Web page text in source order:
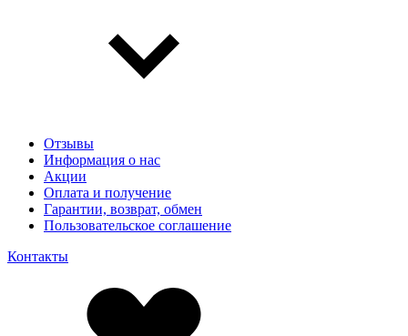
Отзывы
Информация о нас
Акции
Оплата и получение
Гарантии, возврат, обмен
Пользовательское соглашение
Контакты